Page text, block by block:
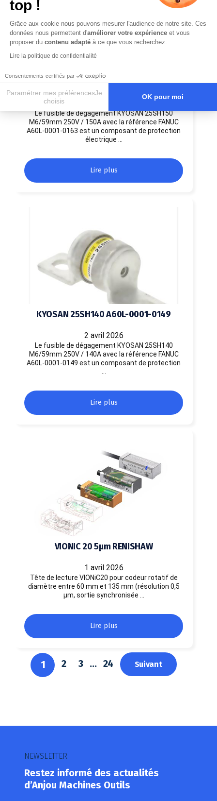
top !
Grâce aux cookie nous pouvons mesurer l'audience de notre site. Ces
données nous permettent d'améliorer votre expérience et vous
proposer du contenu adapté à ce que vous recherchez.
Lire la politique de confidentialité
Consentements certifiés par
Paramétrer mes préférencesJe
choisis
OK pour moi
Axeptio consent
Plateforme de Gestion du Consentement : Personnalisez vos
Notre plateforme vous permet d'adapter et de gérer vos
KYOSAN 25SH150 A60L-0001-0163
Le fusible de dégagement KYOSAN 25SH150
M6/59mm 250V / 150A avec la référence FANUC
A60L-0001-0163 est un composant de protection
électrique …
Lire plus
KYOSAN 25SH140 A60L-0001-0149
2 avril 2026
Le fusible de dégagement KYOSAN 25SH140
M6/59mm 250V / 140A avec la référence FANUC
A60L-0001-0149 est un composant de protection
Lire plus
VIONIC 20 5µm RENISHAW
1 avril 2026
Tête de lecture VIONiC20 pour codeur rotatif de
diamètre entre 60 mm et 135 mm (résolution 0,5
µm, sortie synchronisée …
Lire plus
1 2 3 … 24 Suivant
NEWSLETTER
Restez informé des actualités
d’Anjou Machines Outils